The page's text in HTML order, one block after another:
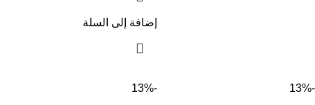
إضافة إلى السلة
-13%
-13%